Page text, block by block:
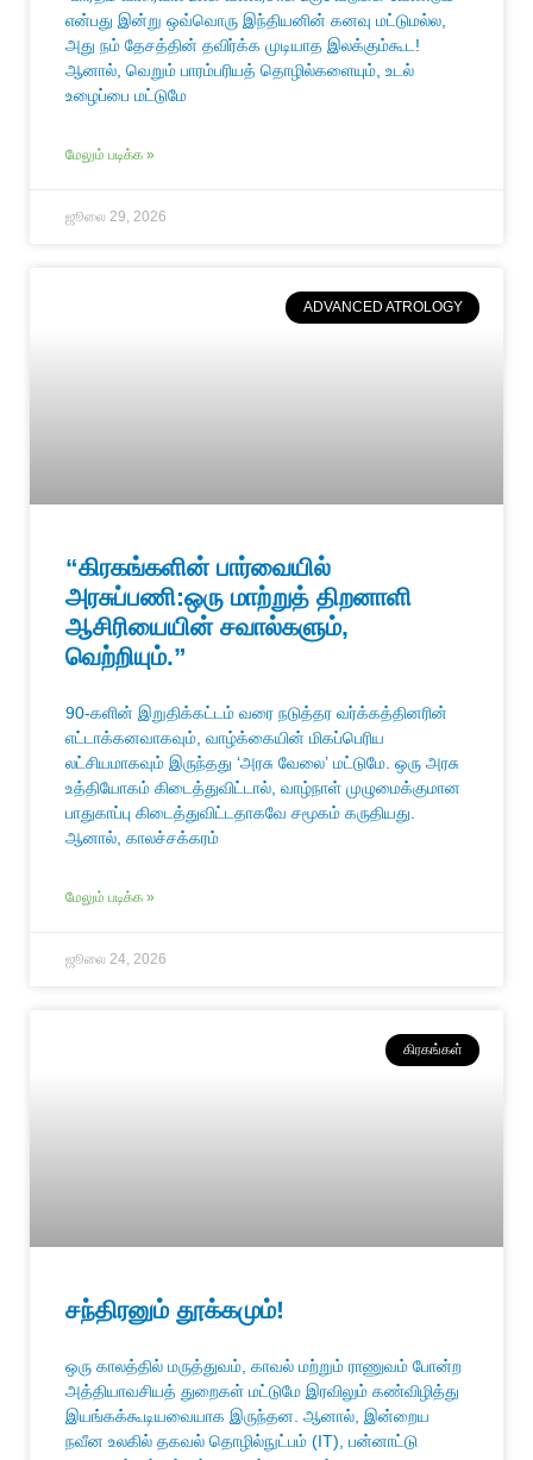
என்பது இன்று ஒவ்வொரு இந்தியனின் கனவு மட்டுமல்ல,
அது நம் தேசத்தின் தவிர்க்க முடியாத இலக்கும்கூட!
ஆனால், வெறும் பாரம்பரியத் தொழில்களையும், உடல்
உழைப்பை மட்டுமே
மேலும் படிக்க »
ஜூலை 29, 2026
ADVANCED ATROLOGY
“கிரகங்களின் பார்வையில்
அரசுப்பணி:ஒரு மாற்றுத் திறனாளி
ஆசிரியையின் சவால்களும்,
வெற்றியும்.”
90-களின் இறுதிக்கட்டம் வரை நடுத்தர வர்க்கத்தினரின்
எட்டாக்கனவாகவும், வாழ்க்கையின் மிகப்பெரிய
லட்சியமாகவும் இருந்தது ‘அரசு வேலை’ மட்டுமே. ஒரு அரசு
உத்தியோகம் கிடைத்துவிட்டால், வாழ்நாள் முழுமைக்குமான
பாதுகாப்பு கிடைத்துவிட்டதாகவே சமூகம் கருதியது.
ஆனால், காலச்சக்கரம்
மேலும் படிக்க »
ஜூலை 24, 2026
கிரகங்கள்
சந்திரனும் தூக்கமும்!
ஒரு காலத்தில் மருத்துவம், காவல் மற்றும் ராணுவம் போன்ற
அத்தியாவசியத் துறைகள் மட்டுமே இரவிலும் கண்விழித்து
இயங்கக்கூடியவையாக இருந்தன. ஆனால், இன்றைய
நவீன உலகில் தகவல் தொழில்நுட்பம் (IT), பன்னாட்டு